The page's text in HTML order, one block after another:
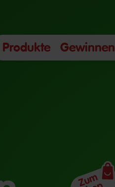
Produkte Gewinnen
Zum